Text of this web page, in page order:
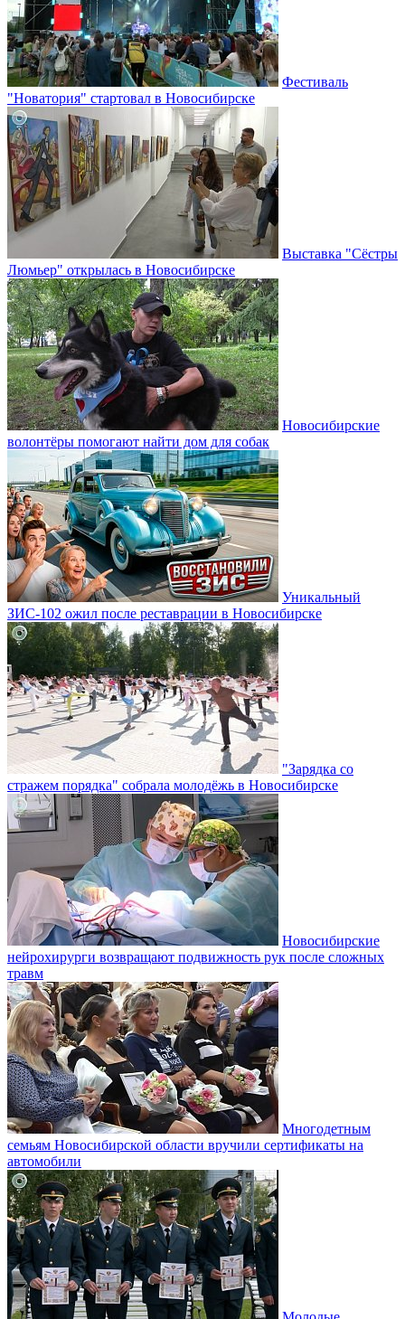
Фестиваль
"Новатория" стартовал в Новосибирске
Выставка "Сёстры
Люмьер" открылась в Новосибирске
Новосибирские
волонтёры помогают найти дом для собак
Уникальный
ЗИС-102 ожил после реставрации в Новосибирске
"Зарядка со
стражем порядка" собрала молодёжь в Новосибирске
Новосибирские
нейрохирурги возвращают подвижность рук после сложных
травм
Многодетным
семьям Новосибирской области вручили сертификаты на
автомобили